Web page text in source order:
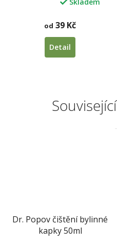
Dr. Popov čištění bylinné
kapky 50ml
od 39 Kč
Detail